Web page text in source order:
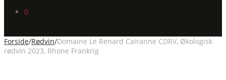
0
Forside/Rødvin/Domaine Le Renard Cairanne CDRV, Økologisk
rødvin 2023, Rhone Frankrig